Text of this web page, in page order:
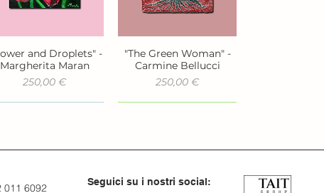
Vista rapida
and Droplets" -
Margherita Maran
Prezzo
250,00 €
Vista rapida
"The Green Woman" -
Carmine Bellucci
Prezzo
250,00 €
011 6092 Seguici su i nostri social: